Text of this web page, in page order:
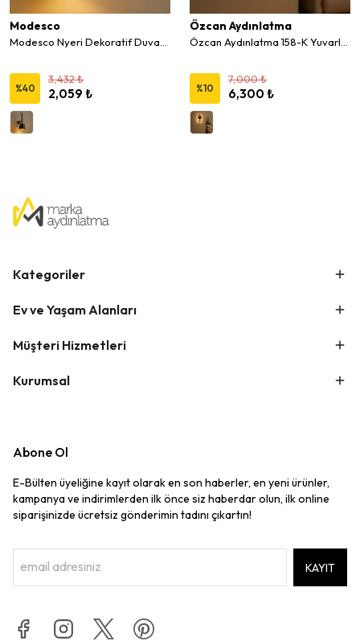
Modesco
%40
3,432 ₺
2,059 ₺
Özcan Aydınlatma
%10
7,000 ₺
6,300 ₺
Kategoriler
Ev ve Yaşam Alanları
Müşteri Hizmetleri
Kurumsal
Abone Ol
E-Bülten üyeliğine kayıt olarak en son haberler, en yeni ürünler,
kampanya ve indirimlerden ilk önce siz haberdar olun, ilk online
siparişinizde ücretsiz gönderimin tadını çıkartın!
KAYIT